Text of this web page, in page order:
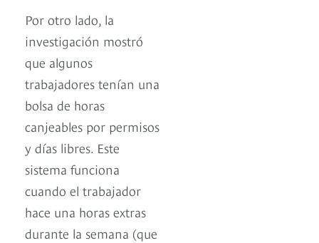
Por otro lado, la
investigación mostró
que algunos
trabajadores tenían una
bolsa de horas
canjeables por permisos
y días libres. Este
sistema funciona
cuando el trabajador
hace una horas extras
durante la semana (que